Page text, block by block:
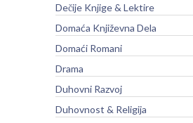
Dečije Knjige & Lektire
Domaća Književna Dela
Domaći Romani
Drama
Duhovni Razvoj
Duhovnost & Religija